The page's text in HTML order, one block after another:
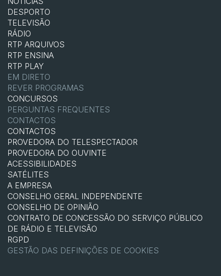
DESPORTO
TELEVISÃO
RÁDIO
RTP ARQUIVOS
RTP ENSINA
RTP PLAY
EM DIRETO
REVER PROGRAMAS
CONCURSOS
PERGUNTAS FREQUENTES
CONTACTOS
CONTACTOS
PROVEDORA DO TELESPECTADOR
PROVEDORA DO OUVINTE
ACESSIBILIDADES
SATÉLITES
A EMPRESA
CONSELHO GERAL INDEPENDENTE
CONSELHO DE OPINIÃO
CONTRATO DE CONCESSÃO DO SERVIÇO PÚBLICO
DE RÁDIO E TELEVISÃO
RGPD
GESTÃO DAS DEFINIÇÕES DE COOKIES